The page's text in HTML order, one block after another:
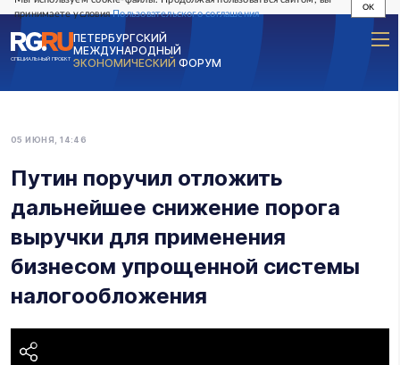
принимаете условияПользовательского соглашения
OK
СПЕЦИАЛЬНЫЙ ПРОЕКТ
ПЕТЕРБУРГСКИЙ
МЕЖДУНАРОДНЫЙ
ЭКОНОМИЧЕСКИЙ ФОРУМ
05 ИЮНЯ, 14:46
Путин поручил отложить
дальнейшее снижение порога
выручки для применения
бизнесом упрощенной системы
налогообложения